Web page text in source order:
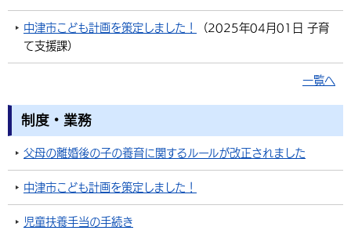
組織案内
選挙 外国人の方向け情報
相談・支援・情報 計画・施策
買う・おみやげ
地方創生・地域活性化
中津市こども計画を策定しました！ （2025年04月01日 子育
て支援課）
一覧へ
制度・業務
父母の離婚後の子の養育に関するルールが改正されました
中津市こども計画を策定しました！
児童扶養手当の手続き